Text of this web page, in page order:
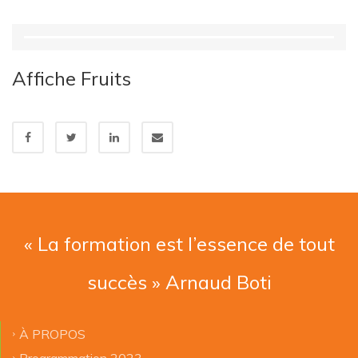
Affiche Fruits
« La formation est l’essence de tout
succès » Arnaud Boti
À PROPOS